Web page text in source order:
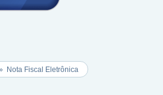
Nota Fiscal Eletrônica